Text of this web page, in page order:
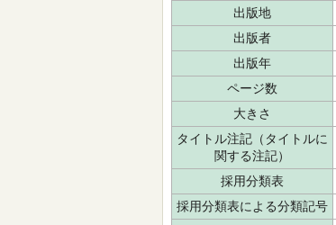
出版地
出版者
出版年
ページ数
大きさ
タイトル注記（タイトルに
関する注記）
採用分類表
採用分類表による分類記号